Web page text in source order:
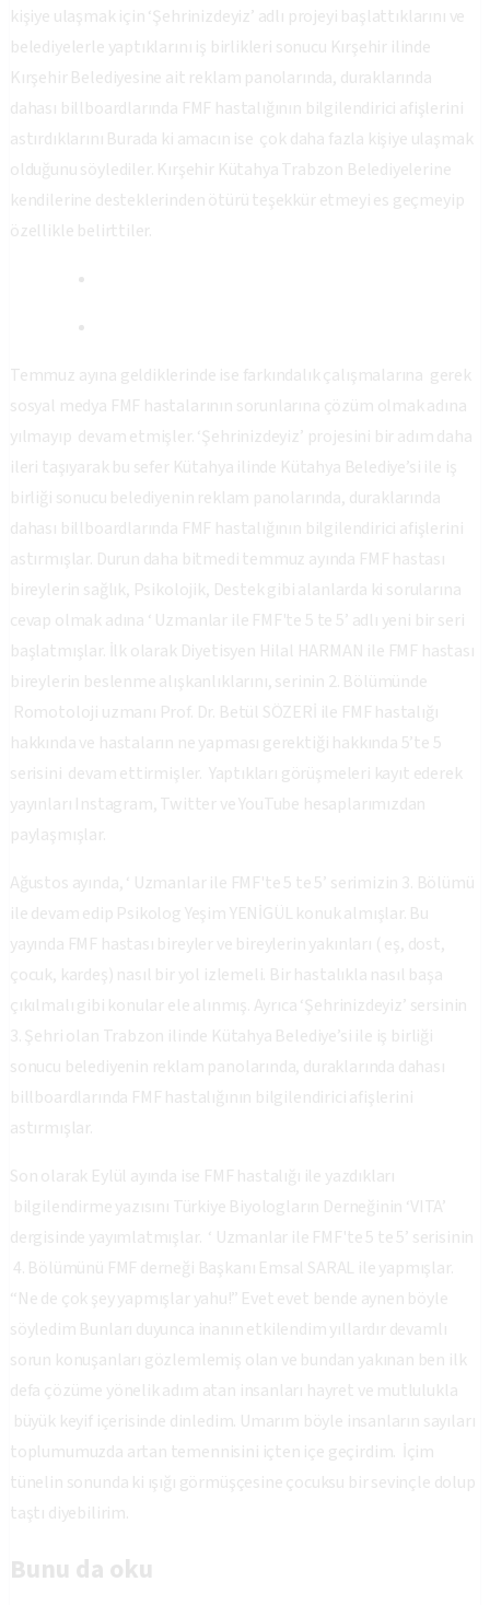
kişiye ulaşmak için ‘Şehrinizdeyiz’ adlı projeyi başlattıklarını ve
belediyelerle yaptıklarını iş birlikleri sonucu Kırşehir ilinde
Kırşehir Belediyesine ait reklam panolarında, duraklarında
dahası billboardlarında FMF hastalığının bilgilendirici afişlerini
astırdıklarını Burada ki amacın ise çok daha fazla kişiye ulaşmak
olduğunu söylediler. Kırşehir Kütahya Trabzon Belediyelerine
kendilerine desteklerinden ötürü teşekkür etmeyi es geçmeyip
özellikle belirttiler.
Temmuz ayına geldiklerinde ise farkındalık çalışmalarına gerek
sosyal medya FMF hastalarının sorunlarına çözüm olmak adına
yılmayıp devam etmişler. ‘Şehrinizdeyiz’ projesini bir adım daha
ileri taşıyarak bu sefer Kütahya ilinde Kütahya Belediye’si ile iş
birliği sonucu belediyenin reklam panolarında, duraklarında
dahası billboardlarında FMF hastalığının bilgilendirici afişlerini
astırmışlar. Durun daha bitmedi temmuz ayında FMF hastası
bireylerin sağlık, Psikolojik, Destek gibi alanlarda ki sorularına
cevap olmak adına ‘ Uzmanlar ile FMF'te 5 te 5’ adlı yeni bir seri
başlatmışlar. İlk olarak Diyetisyen Hilal HARMAN ile FMF hastası
bireylerin beslenme alışkanlıklarını, serinin 2. Bölümünde
Romotoloji uzmanı Prof. Dr. Betül SÖZERİ ile FMF hastalığı
hakkında ve hastaların ne yapması gerektiği hakkında 5’te 5
serisini devam ettirmişler. Yaptıkları görüşmeleri kayıt ederek
yayınları Instagram, Twitter ve YouTube hesaplarımızdan
paylaşmışlar.
Ağustos ayında, ‘ Uzmanlar ile FMF'te 5 te 5’ serimizin 3. Bölümü
ile devam edip Psikolog Yeşim YENİGÜL konuk almışlar. Bu
yayında FMF hastası bireyler ve bireylerin yakınları ( eş, dost,
çocuk, kardeş) nasıl bir yol izlemeli. Bir hastalıkla nasıl başa
çıkılmalı gibi konular ele alınmış. Ayrıca ‘Şehrinizdeyiz’ sersinin
3. Şehri olan Trabzon ilinde Kütahya Belediye’si ile iş birliği
sonucu belediyenin reklam panolarında, duraklarında dahası
billboardlarında FMF hastalığının bilgilendirici afişlerini
astırmışlar.
Son olarak Eylül ayında ise FMF hastalığı ile yazdıkları
bilgilendirme yazısını Türkiye Biyologların Derneğinin ‘VITA’
dergisinde yayımlatmışlar. ‘ Uzmanlar ile FMF'te 5 te 5’ serisinin
4. Bölümünü FMF derneği Başkanı Emsal SARAL ile yapmışlar.
“Ne de çok şey yapmışlar yahu!” Evet evet bende aynen böyle
söyledim Bunları duyunca inanın etkilendim yıllardır devamlı
sorun konuşanları gözlemlemiş olan ve bundan yakınan ben ilk
defa çözüme yönelik adım atan insanları hayret ve mutlulukla
büyük keyif içerisinde dinledim. Umarım böyle insanların sayıları
toplumumuzda artan temennisini içten içe geçirdim. İçim
tünelin sonunda ki ışığı görmüşçesine çocuksu bir sevinçle dolup
taştı diyebilirim.
Bunu da oku